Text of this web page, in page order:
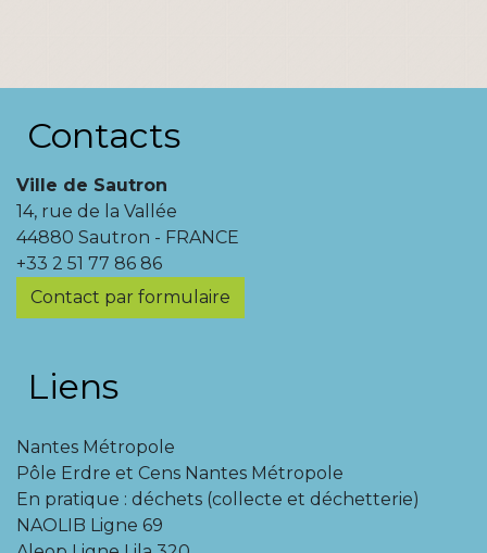
Contacts
Ville de Sautron
14, rue de la Vallée
44880 Sautron - FRANCE
+33 2 51 77 86 86
Contact par formulaire
Liens
Nantes Métropole
Pôle Erdre et Cens Nantes Métropole
En pratique : déchets (collecte et déchetterie)
NAOLIB Ligne 69